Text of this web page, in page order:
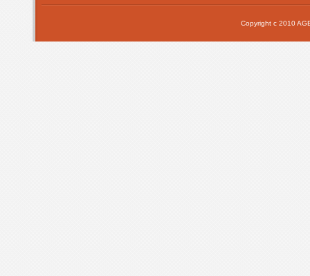
Copyright c 2010